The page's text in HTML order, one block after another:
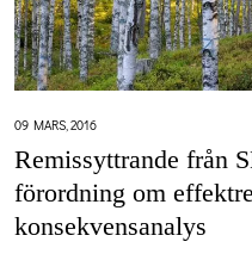
09 MARS, 2016
Remissyttrande från
förordning om
konsekvensanalys